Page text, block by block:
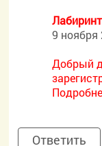
Лабиринт
9 ноября
Добрый
Ответить